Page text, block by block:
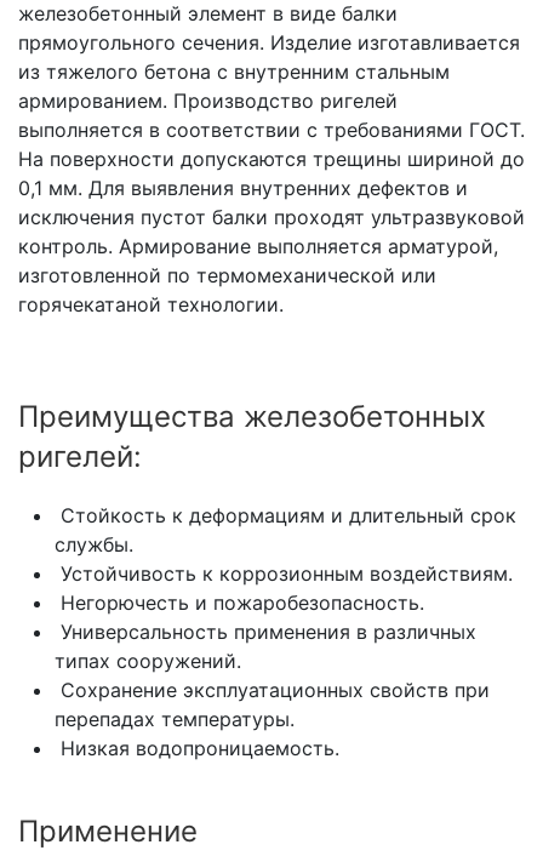
железобетонный элемент в виде балки
прямоугольного сечения. Изделие изготавливается
из тяжелого бетона с внутренним стальным
армированием. Производство ригелей
выполняется в соответствии с требованиями ГОСТ.
На поверхности допускаются трещины шириной до
0,1 мм. Для выявления внутренних дефектов и
исключения пустот балки проходят ультразвуковой
контроль. Армирование выполняется арматурой,
изготовленной по термомеханической или
горячекатаной технологии.
Преимущества железобетонных
ригелей:
Стойкость к деформациям и длительный срок
службы.
Устойчивость к коррозионным воздействиям.
Негорючесть и пожаробезопасность.
Универсальность применения в различных
типах сооружений.
Сохранение эксплуатационных свойств при
перепадах температуры.
Низкая водопроницаемость.
Применение